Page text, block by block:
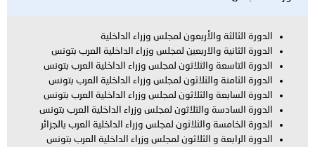
والأربعون لمجلس وزراء الداخلية
والاربعين لمجلس وزراء الداخلية العرب بتونس
والثلاثون لمجلس وزراء الداخلية العرب بتونس
والثلاثون لمجلس وزراء الداخلية العرب بتونس
والثلاثون لمجلس وزراء الداخلية العرب بتونس
والثلاثون لمجلس وزراء الداخلية العرب بتونس
والثلاثون لمجلس وزراء الداخلية العرب بالجزائر
و الثلاثون لمجلس وزراء الداخلية العرب بتونس